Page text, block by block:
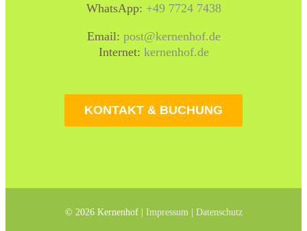
WhatsApp: +49 7724 7438
Email: post@kernenhof.de
Internet: kernenhof.de
KONTAKT & BUCHUNG
© 2026 Kernenhof | Impressum Datenschutz